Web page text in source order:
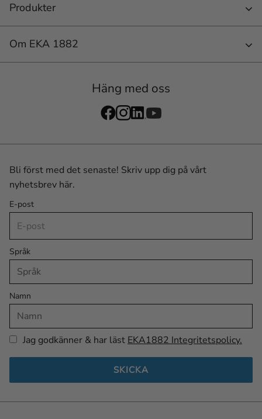
Produkter
Om EKA 1882
Häng med oss
Bli först med det senaste! Skriv upp dig på vårt
nyhetsbrev här.
E-post
Språk
Namn
Jag godkänner & har lästEKA1882 Integritetspolicy.
SKICKA